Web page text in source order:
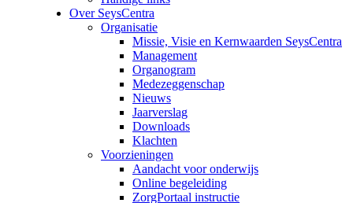
Over SeysCentra
Organisatie
Missie, Visie en Kernwaarden SeysCentra
Management
Organogram
Medezeggenschap
Nieuws
Jaarverslag
Downloads
Klachten
Voorzieningen
Aandacht voor onderwijs
Online begeleiding
ZorgPortaal instructie